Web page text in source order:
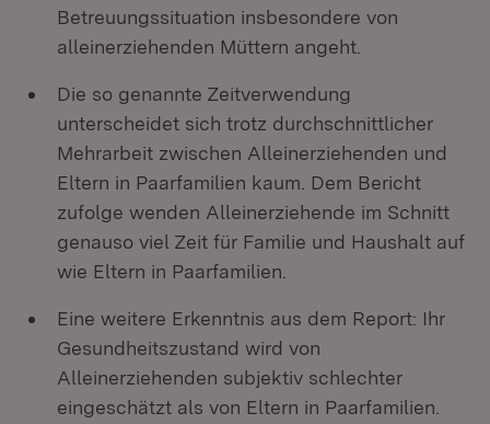
Betreuungssituation insbesondere von
alleinerziehenden Müttern angeht.
Die so genannte Zeitverwendung
unterscheidet sich trotz durchschnittlicher
Mehrarbeit zwischen Alleinerziehenden und
Eltern in Paarfamilien kaum. Dem Bericht
zufolge wenden Alleinerziehende im Schnitt
genauso viel Zeit für Familie und Haushalt auf
wie Eltern in Paarfamilien.
Eine weitere Erkenntnis aus dem Report: Ihr
Gesundheitszustand wird von
Alleinerziehenden subjektiv schlechter
eingeschätzt als von Eltern in Paarfamilien.